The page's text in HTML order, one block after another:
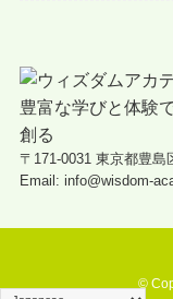
〒171-0031 東京都豊島
Email: info@wisdom-
©